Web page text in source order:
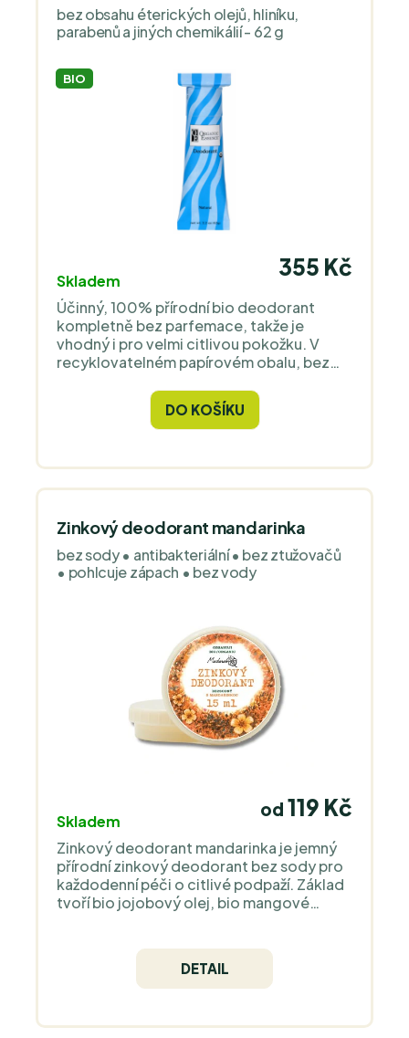
bez obsahu éterických olejů, hliníku,
parabenů a jiných chemikálií - 62 g
BIO
Skladem
355 Kč
Účinný, 100% přírodní bio deodorant
kompletně bez parfemace, takže je
vhodný i pro velmi citlivou pokožku. V
recyklovatelném papírovém obalu, bez
DO KOŠÍKU
Zinkový deodorant mandarinka
bez sody • antibakteriální • bez ztužovačů
• pohlcuje zápach • bez vody
Skladem
od 119 Kč
Zinkový deodorant mandarinka je jemný
přírodní zinkový deodorant bez sody pro
každodenní péči o citlivé podpaží. Základ
tvoří bio jojobový olej, bio mangové
suchou na dotek. Oxid zinečnatý a
ricinoleát zinečnatý pomáhají omezit
zápach, aniž blokují přirozené pocení,
bio kvalitě dodává lehkou, ovocnou vůni.
DETAIL